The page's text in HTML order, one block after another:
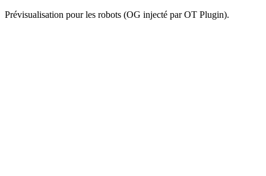
Prévisualisation pour les robots (OG injecté par OT Plugin).